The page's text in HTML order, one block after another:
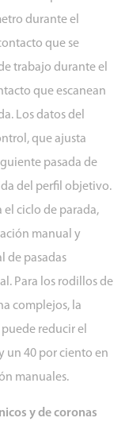
durante el
que se
trabajo durante el
que escanean
Los datos del
que ajusta
pasada de
del perfil objetivo.
el ciclo de parada,
manual y
de pasadas
Para los rodillos de
complejos, la
reducir el
un 40 por ciento en
manuales.
y de coronas